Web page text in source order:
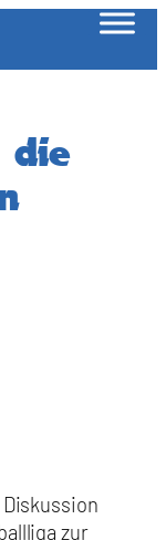
die
zur